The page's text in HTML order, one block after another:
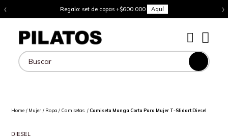
‹ Regalo: set de copas +$600.000 Aquí ›
Buscar
Mujer Ropa Camisetas Camiseta Manga Corta Para Mujer T-Slidart Diesel
DIESEL